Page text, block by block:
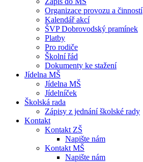
Organizace provozu a činností
Kalendář akcí
ŠVP Dobrovodský pramínek
Platby
Pro rodiče
Školní řád
Dokumenty ke stažení
Jídelna MŠ
Jídelna MŠ
Jídelníček
Školská rada
Zápisy z jednání školské rady
Kontakt
Kontakt ZŠ
Napište nám
Kontakt MŠ
Napište nám